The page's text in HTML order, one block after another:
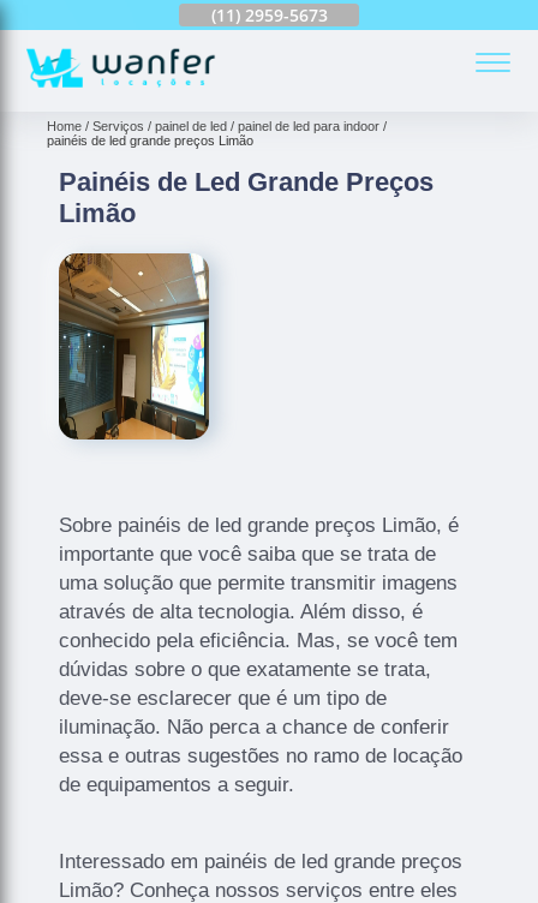
(11) 2959-5673
Home Serviços painel de led
painel de led para indoor
painéis de led grande preços Limão
Painéis de Led Grande Preços
Limão
Sobre painéis de led grande preços Limão, é
importante que você saiba que se trata de
uma solução que permite transmitir imagens
através de alta tecnologia. Além disso, é
conhecido pela eficiência. Mas, se você tem
dúvidas sobre o que exatamente se trata,
deve-se esclarecer que é um tipo de
iluminação. Não perca a chance de conferir
essa e outras sugestões no ramo de locação
de equipamentos a seguir.
Interessado em painéis de led grande preços
Limão? Conheça nossos serviços entre eles